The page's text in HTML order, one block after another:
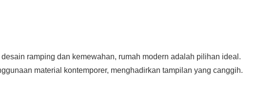
ramping dan kemewahan, rumah modern adalah pilihan ideal.
material kontemporer, menghadirkan tampilan yang canggih.